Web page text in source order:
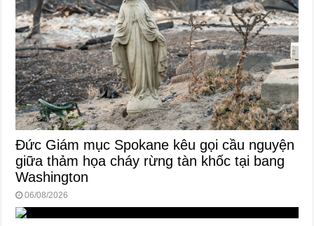
Đức Giám mục Spokane kêu gọi cầu nguyện
giữa thảm họa cháy rừng tàn khốc tại bang
Washington
06/08/2026